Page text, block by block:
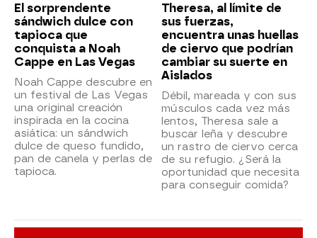
El sorprendente
sándwich dulce con
tapioca que
conquista a Noah
Cappe en Las Vegas
Noah Cappe descubre en
un festival de Las Vegas
una original creación
inspirada en la cocina
asiática: un sándwich
dulce de queso fundido,
pan de canela y perlas de
tapioca.
Theresa, al límite de
sus fuerzas,
encuentra unas huellas
de ciervo que podrían
cambiar su suerte en
Aislados
Débil, mareada y con sus
músculos cada vez más
lentos, Theresa sale a
buscar leña y descubre
un rastro de ciervo cerca
de su refugio. ¿Será la
oportunidad que necesita
para conseguir comida?